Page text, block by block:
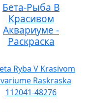
Бета-Рыба В
Красивом
Аквариуме -
Раскраска